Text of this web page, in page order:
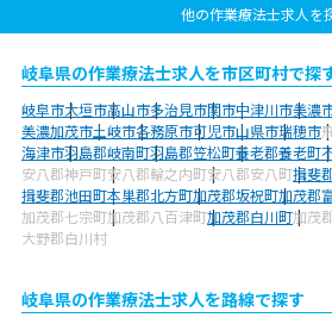
他の作業療法士求人を
岐阜県の作業療法士求人を市区町村で探
岐阜市大垣市高山市多治見市関市中津川市美濃
美濃加茂市土岐市各務原市可児市山県市瑞穂市
海津市羽島郡岐南町羽島郡笠松町養老郡養老町
安八郡神戸町安八郡輪之内町安八郡安八町揖斐
揖斐郡池田町本巣郡北方町加茂郡坂祝町加茂郡
加茂郡七宗町加茂郡八百津町加茂郡白川町加茂
大野郡白川村
岐阜県の作業療法士求人を路線で探す